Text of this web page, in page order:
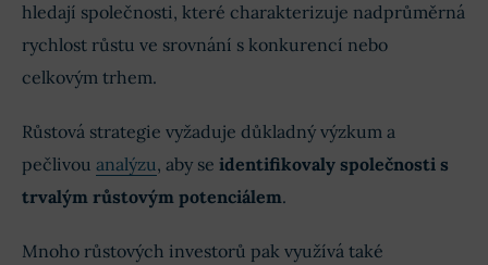
hledají společnosti, které charakterizuje nadprůměrná
rychlost růstu ve srovnání s konkurencí nebo
celkovým trhem.
Růstová strategie vyžaduje důkladný výzkum a
pečlivou analýzu, aby se identifikovaly společnosti s
trvalým růstovým potenciálem.
Mnoho růstových investorů pak využívá také